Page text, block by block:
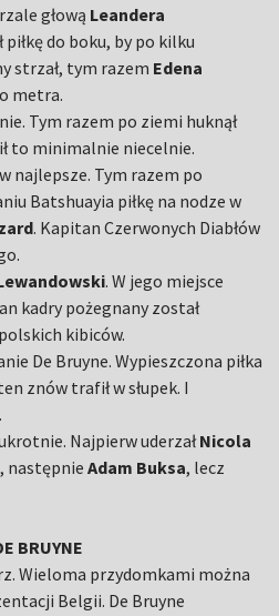
głową Leandera
do boku, by po kilku
strzał, tym razem Edena
metra.
Tym razem po ziemi huknął
to minimalnie niecelnie.
najlepsze. Tym razem po
Batshuayia piłkę na nodze w
. Kapitan Czerwonych Diabłów
. W jego miejsce
kadry pożegnany został
kibiców.
De Bruyne. Wypieszczona piłka
znów trafił w słupek. I
Najpierw uderzałNicola
następnieAdam Buksa, lecz
BRUYNE
Wieloma przydomkami można
Belgii. De Bruyne